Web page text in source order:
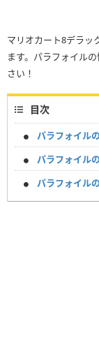
マリオカート8デラッ
ます。パラフォイル
さい！
目次
パラフォイル
パラフォイル
パラフォイル